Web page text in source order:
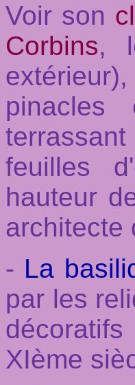
Voir son
Corbins,
feuilles
hauteur
architecte
- La
par les
XIème